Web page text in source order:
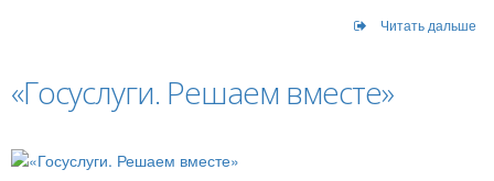
Читать дальше
«Госуслуги. Решаем вместе»